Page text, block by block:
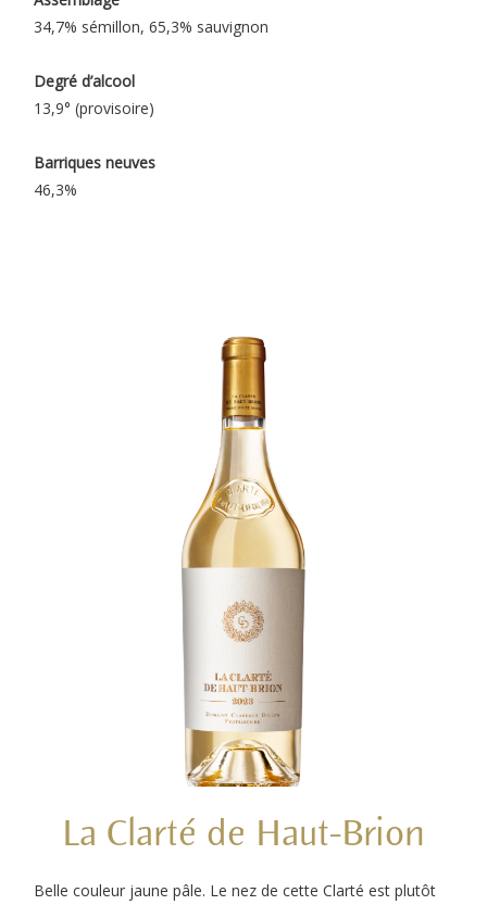
34,7% sémillon, 65,3% sauvignon
Degré d’alcool
13,9° (provisoire)
Barriques neuves
46,3%
La Clarté de Haut-Brion
Belle couleur jaune pâle. Le nez de cette Clarté est plutôt